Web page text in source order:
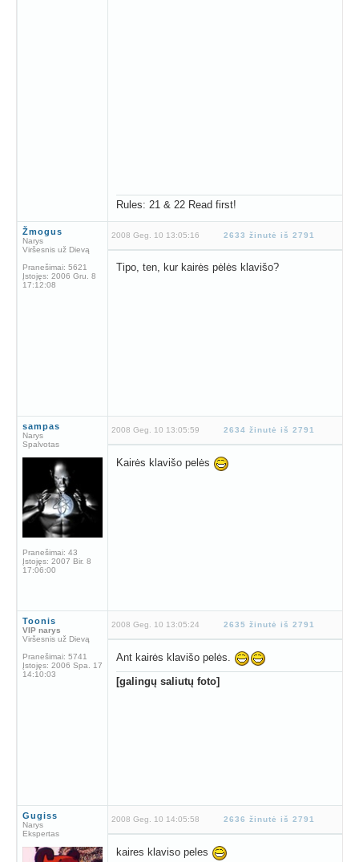
Rules: 21 & 22 Read first!
Žmogus
Narys
Viršesnis už Dievą
Pranešimai: 5621
Įstojęs: 2006 Gru. 8
17:12:08
2008 Geg. 10 13:05:16 2633 žinutė iš 2791
Tipo, ten, kur kairės pėlės klavišo?
sampas
Narys
Spalvotas
Pranešimai: 43
Įstojęs: 2007 Bir. 8
17:06:00
2008 Geg. 10 13:05:59 2634 žinutė iš 2791
Kairės klavišo pelės
Toonis
VIP narys
Viršesnis už Dievą
Pranešimai: 5741
Įstojęs: 2006 Spa. 17
14:10:03
2008 Geg. 10 13:05:24 2635 žinutė iš 2791
Ant kairės klavišo pelės.
[galingų saliutų foto]
Gugiss
Narys
Ekspertas
2008 Geg. 10 14:05:58 2636 žinutė iš 2791
kaires klaviso peles